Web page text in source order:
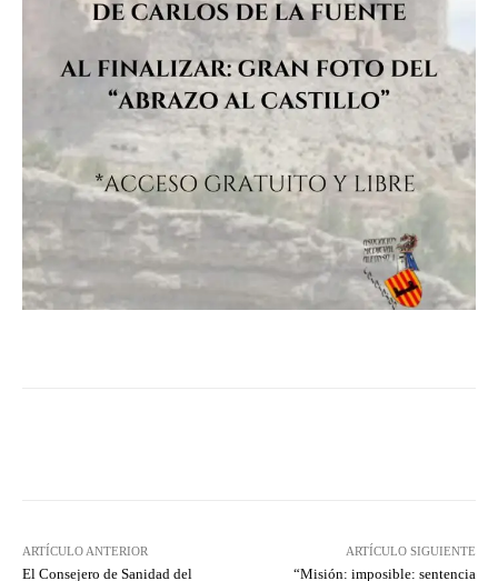
ARTÍCULO ANTERIOR
El Consejero de Sanidad del
ARTÍCULO SIGUIENTE
“Misión: imposible: sentencia